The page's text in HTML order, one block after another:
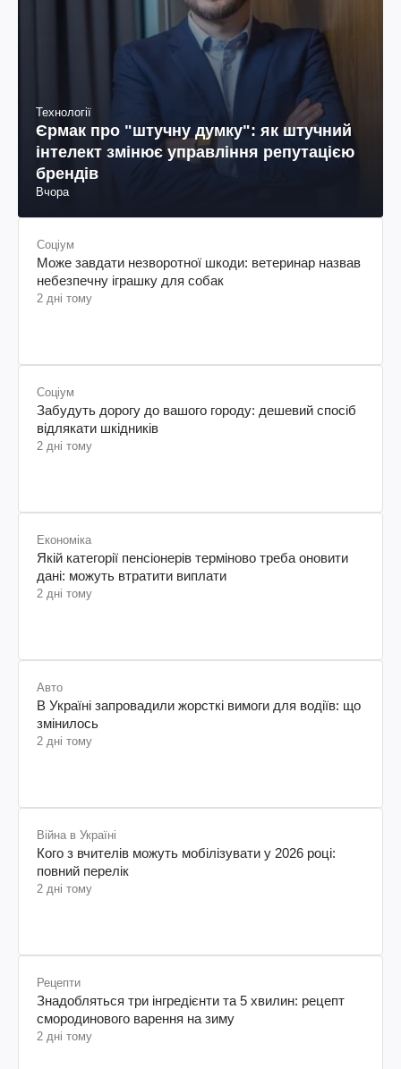
Технології
Єрмак про "штучну думку": як штучний
інтелект змінює управління репутацією
брендів
Вчора
Соціум
Може завдати незворотної шкоди: ветеринар назвав
небезпечну іграшку для собак
2 дні тому
Соціум
Забудуть дорогу до вашого городу: дешевий спосіб
відлякати шкідників
2 дні тому
Економіка
Якій категорії пенсіонерів терміново треба оновити
дані: можуть втратити виплати
2 дні тому
Авто
В Україні запровадили жорсткі вимоги для водіїв: що
змінилось
2 дні тому
Війна в Україні
Кого з вчителів можуть мобілізувати у 2026 році:
повний перелік
2 дні тому
Рецепти
Знадобляться три інгредієнти та 5 хвилин: рецепт
смородинового варення на зиму
2 дні тому